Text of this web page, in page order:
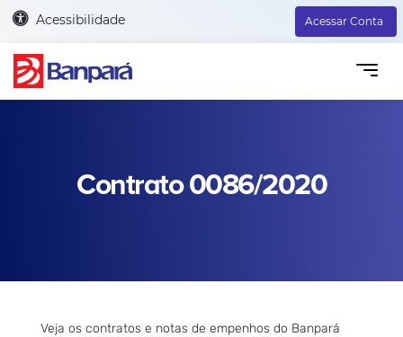
Acessibilidade Acessar Conta
Contrato 0086/2020
Veja os contratos e notas de empenhos do Banpará